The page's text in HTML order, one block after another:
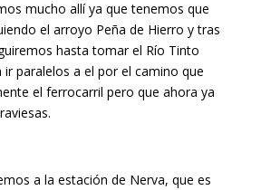
mucho allí ya que tenemos que
el arroyo Peña de Hierro y tras
hasta tomar el Río Tinto
paralelos a el por el camino que
el ferrocarril pero que ahora ya
a la estación de Nerva, que es